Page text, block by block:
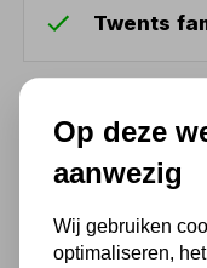
Twents
Ook
Op deze
aanwezig
Wij gebruiken
optimaliseren,